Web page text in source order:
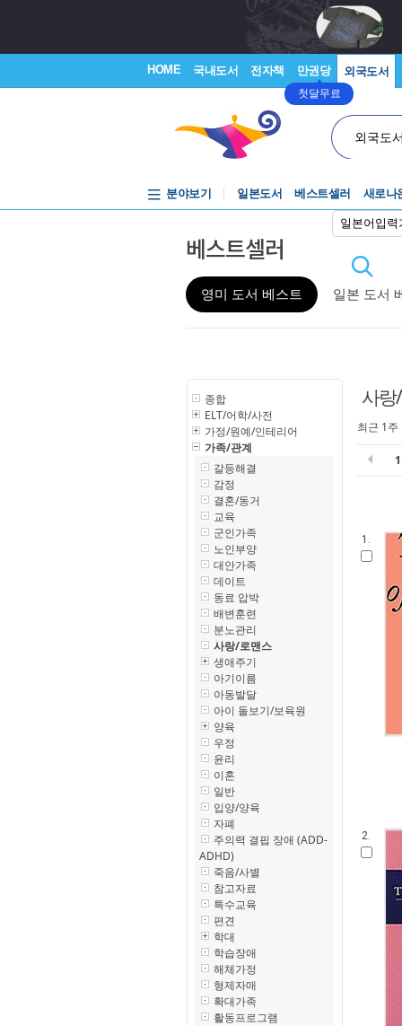
HOME 국내도서 전자책 만권당
첫달무료
외국도서
외국도
일본어입력
분야보기 일본도서 베스트셀러 새로나
베스트셀러
영미 도서 베스트 일본 도서
종합
ELT/어학/사전
가정/원예/인테리어
가족/관계
갈등해결
감정
결혼/동거
교육
군인가족
노인부양
대안가족
데이트
동료 압박
배변훈련
분노관리
사랑/로맨스
생애주기
아기이름
아동발달
아이 돌보기/보육원
양육
우정
윤리
이혼
일반
입양/양육
자폐
주의력 결핍 장애 (ADD-
ADHD)
죽음/사별
참고자료
특수교육
편견
학대
학습장애
해체가정
형제자매
확대가족
활동프로그램
사랑
최근 1
1.
2.